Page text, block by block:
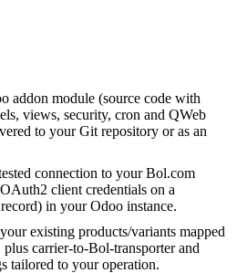
addon module (source code with
views, security, cron and QWeb
to your Git repository or as an
connection to your Bol.com
client credentials on a
in your Odoo instance.
existing products/variants mapped
carrier-to-Bol-transporter and
tailored to your operation.